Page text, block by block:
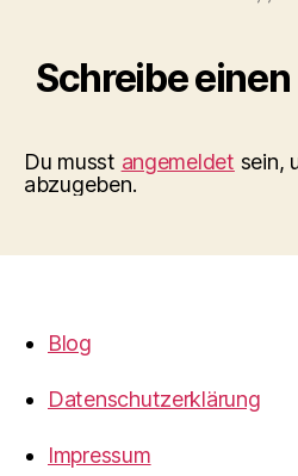
Schreibe
Du musst angemeldet sein,
abzugeben.
Blog
Datenschutzerklärung
Impressum